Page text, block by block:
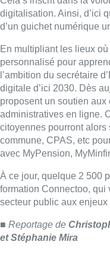
À ce jour, quelque 2 500
formation Connectoo,
secteur public aux
■ Reportage de
et Stéphanie Mira
Lire aussi :
Eclipse du
préparés à
production